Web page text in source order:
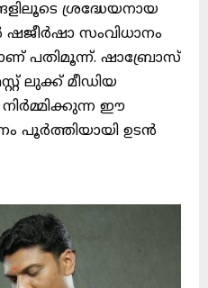
ശ്രദ്ധേയനായ
സംവിധാനം
പതിമൂന്ന്. ഷാബ്രോസ്
ലുക്ക് മീഡിയ
ഈ
പൂർത്തിയായി ഉടൻ